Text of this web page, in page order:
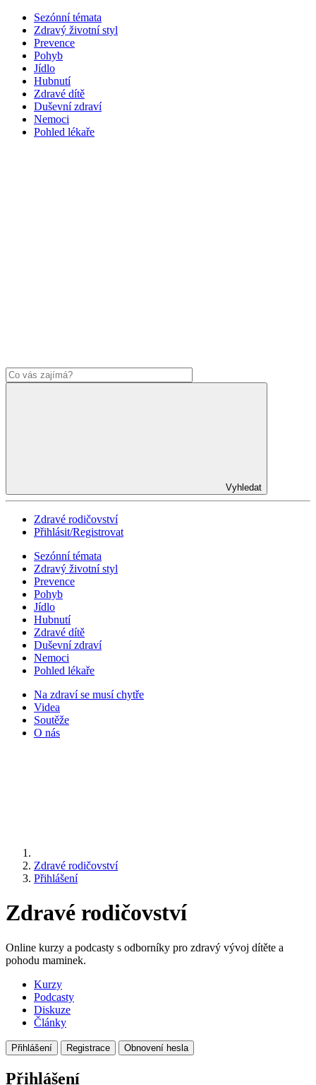
Sezónní témata
Zdravý životní styl
Prevence
Pohyb
Jídlo
Hubnutí
Zdravé dítě
Duševní zdraví
Nemoci
Pohled lékaře
Vyhledat
Zdravé rodičovství
Přihlásit/Registrovat
Sezónní témata
Zdravý životní styl
Prevence
Pohyb
Jídlo
Hubnutí
Zdravé dítě
Duševní zdraví
Nemoci
Pohled lékaře
Na zdraví se musí chytře
Videa
Soutěže
O nás
Zdravé rodičovství
Přihlášení
Zdravé rodičovství
Online kurzy a podcasty s odborníky pro zdravý vývoj dítěte a
pohodu maminek.
Kurzy
Podcasty
Diskuze
Články
Přihlášení Registrace Obnovení hesla
Přihlášení